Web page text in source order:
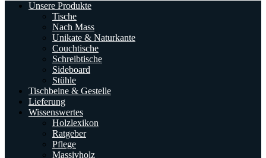
Unsere Produkte
Tische
Nach Mass
Unikate & Naturkante
Couchtische
Schreibtische
Sideboard
Stühle
Tischbeine & Gestelle
Lieferung
Wissenswertes
Holzlexikon
Ratgeber
Pflege
Massivholz